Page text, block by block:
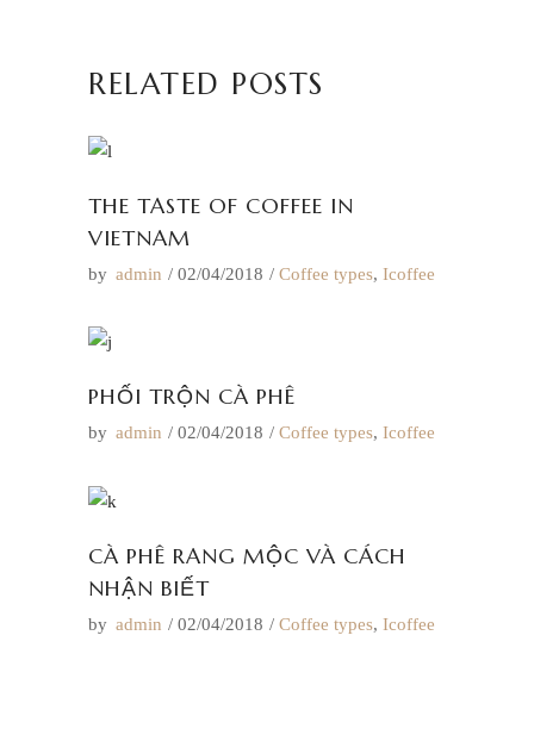
RELATED POSTS
THE TASTE OF COFFEE IN
VIETNAM
by admin 02/04/2018 Coffee types, Icoffee
PHỐI TRỘN CÀ PHÊ
by admin 02/04/2018 Coffee types, Icoffee
CÀ PHÊ RANG MỘC VÀ CÁCH
NHẬN BIẾT
by admin 02/04/2018 Coffee types, Icoffee